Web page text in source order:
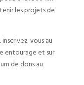
les projets de
, inscrivez-vous au
entourage et sur
de dons au